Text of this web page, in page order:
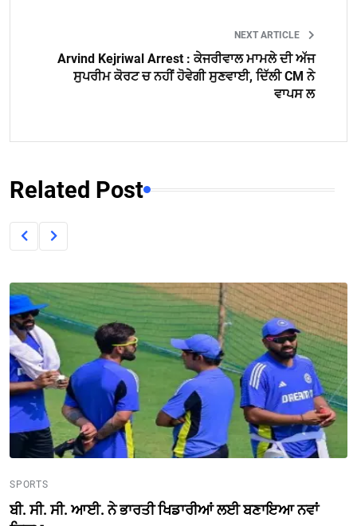
NEXT ARTICLE
Arvind Kejriwal Arrest : ਕੇਜਰੀਵਾਲ ਮਾਮਲੇ ਦੀ ਅੱਜ
ਸੁਪਰੀਮ ਕੋਰਟ ਚ ਨਹੀਂ ਹੋਵੇਗੀ ਸੁਣਵਾਈ, ਦਿੱਲੀ CM ਨੇ
ਵਾਪਸ ਲ
Related Post
SPORTS
ਬੀ. ਸੀ. ਸੀ. ਆਈ. ਨੇ ਭਾਰਤੀ ਖਿਡਾਰੀਆਂ ਲਈ ਬਣਾਇਆ ਨਵਾਂ